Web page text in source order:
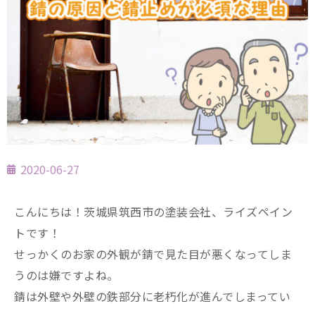
2020-06-27
こんにちは！茨城県筑西市の塗装会社、ライズペイン
トです！
せっかくのお家の外観が錆で見た目が悪くなってしま
うのは嫌ですよね。
錆は外壁や外壁の鉄部分に老朽化が進んでしまってい